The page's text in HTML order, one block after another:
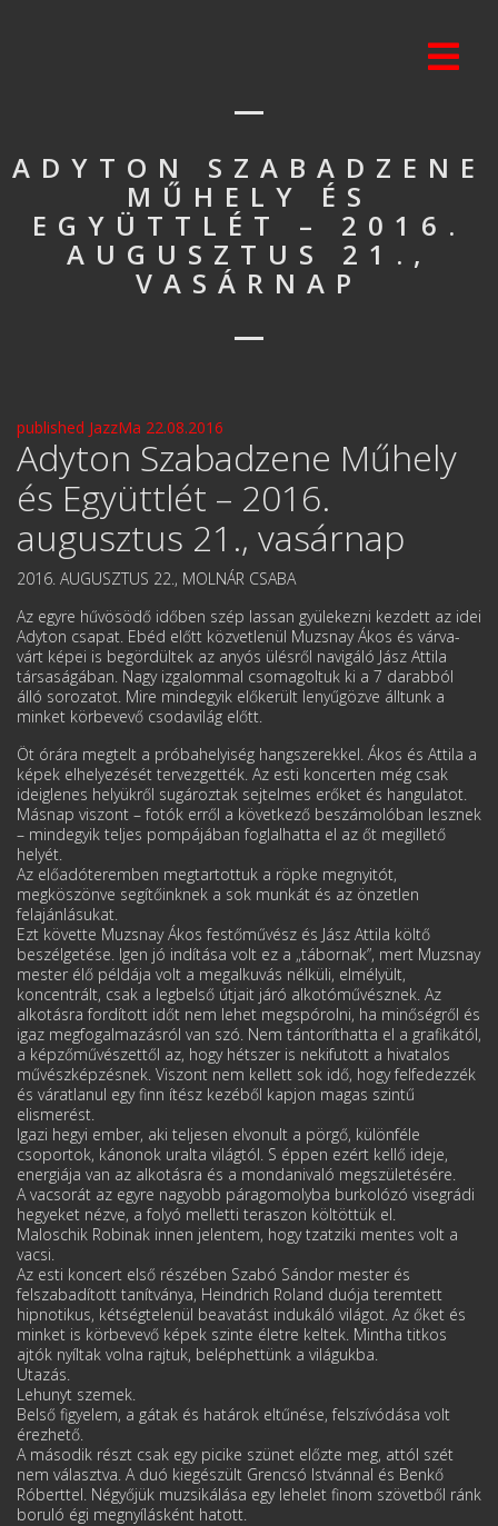
ADYTON SZABADZENE
MŰHELY ÉS
EGYÜTTLÉT – 2016.
AUGUSZTUS 21.,
VASÁRNAP
published JazzMa 22.08.2016
Adyton Szabadzene Műhely
és Együttlét – 2016.
augusztus 21., vasárnap
2016. AUGUSZTUS 22., MOLNÁR CSABA
Az egyre hűvösödő időben szép lassan gyülekezni kezdett az idei
Adyton csapat. Ebéd előtt közvetlenül Muzsnay Ákos és várva-
várt képei is begördültek az anyós ülésről navigáló Jász Attila
társaságában. Nagy izgalommal csomagoltuk ki a 7 darabból
álló sorozatot. Mire mindegyik előkerült lenyűgözve álltunk a
minket körbevevő csodavilág előtt.
Öt órára megtelt a próbahelyiség hangszerekkel. Ákos és Attila a
képek elhelyezését tervezgették. Az esti koncerten még csak
ideiglenes helyükről sugároztak sejtelmes erőket és hangulatot.
Másnap viszont – fotók erről a következő beszámolóban lesznek
– mindegyik teljes pompájában foglalhatta el az őt megillető
helyét.
Az előadóteremben megtartottuk a röpke megnyitót,
megköszönve segítőinknek a sok munkát és az önzetlen
felajánlásukat.
Ezt követte Muzsnay Ákos festőművész és Jász Attila költő
beszélgetése. Igen jó indítása volt ez a „tábornak”, mert Muzsnay
mester élő példája volt a megalkuvás nélküli, elmélyült,
koncentrált, csak a legbelső útjait járó alkotóművésznek. Az
alkotásra fordított időt nem lehet megspórolni, ha minőségről és
igaz megfogalmazásról van szó. Nem tántoríthatta el a grafikától,
a képzőművészettől az, hogy hétszer is nekifutott a hivatalos
művészképzésnek. Viszont nem kellett sok idő, hogy felfedezzék
és váratlanul egy finn ítész kezéből kapjon magas szintű
elismerést.
Igazi hegyi ember, aki teljesen elvonult a pörgő, különféle
csoportok, kánonok uralta világtól. S éppen ezért kellő ideje,
energiája van az alkotásra és a mondanivaló megszületésére.
A vacsorát az egyre nagyobb páragomolyba burkolózó visegrádi
hegyeket nézve, a folyó melletti teraszon költöttük el.
Maloschik Robinak innen jelentem, hogy tzatziki mentes volt a
vacsi.
Az esti koncert első részében Szabó Sándor mester és
felszabadított tanítványa, Heindrich Roland duója teremtett
hipnotikus, kétségtelenül beavatást indukáló világot. Az őket és
minket is körbevevő képek szinte életre keltek. Mintha titkos
ajtók nyíltak volna rajtuk, beléphettünk a világukba.
Utazás.
Lehunyt szemek.
Belső figyelem, a gátak és határok eltűnése, felszívódása volt
érezhető.
A második részt csak egy picike szünet előzte meg, attól szét
nem választva. A duó kiegészült Grencsó Istvánnal és Benkő
Róberttel. Négyőjük muzsikálása egy lehelet finom szövetből ránk
boruló égi megnyílásként hatott.